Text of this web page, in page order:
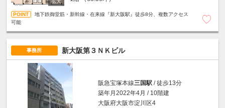
地下鉄御堂筋・新幹線・在来線『新大阪駅』徒歩8分、複数アクセス
可能
事務所 新大阪第３ＮＫビル
阪急宝塚本線三国駅 / 徒歩13分
築年月2022年4月 / 10階建
大阪府大阪市淀川区4